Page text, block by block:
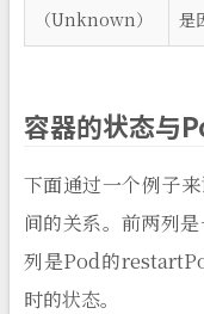
（Unknown）
是
容器的状态与
下面通过一个例子
间的关系。前两列
列是Pod的
时的状态。